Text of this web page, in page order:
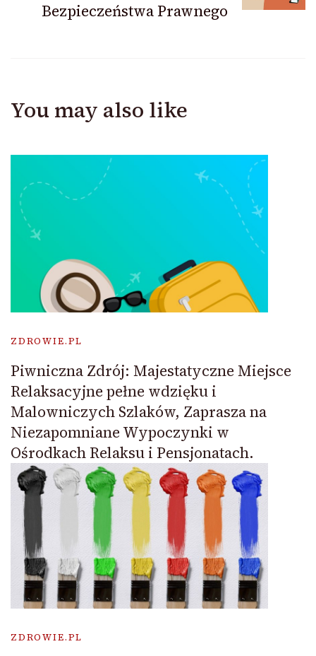
Bezpieczeństwa Prawnego
You may also like
ZDROWIE.PL
Piwniczna Zdrój: Majestatyczne Miejsce
Relaksacyjne pełne wdzięku i
Malowniczych Szlaków, Zaprasza na
Niezapomniane Wypoczynki w
Ośrodkach Relaksu i Pensjonatach.
ZDROWIE.PL